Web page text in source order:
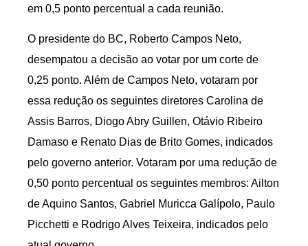
em 0,5 ponto percentual a cada reunião.
O presidente do BC, Roberto Campos Neto,
desempatou a decisão ao votar por um corte de
0,25 ponto. Além de Campos Neto, votaram por
essa redução os seguintes diretores Carolina de
Assis Barros, Diogo Abry Guillen, Otávio Ribeiro
Damaso e Renato Dias de Brito Gomes, indicados
pelo governo anterior. Votaram por uma redução de
0,50 ponto percentual os seguintes membros: Ailton
de Aquino Santos, Gabriel Muricca Galípolo, Paulo
Picchetti e Rodrigo Alves Teixeira, indicados pelo